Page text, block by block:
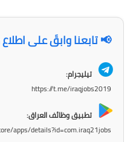
📢 تابعنا وابقَ على اطلاع
تيليجرام:
https://t.me/iraqjobs2019
تطبيق وظائف العراق:
apps/details?id=com.iraq21jobs